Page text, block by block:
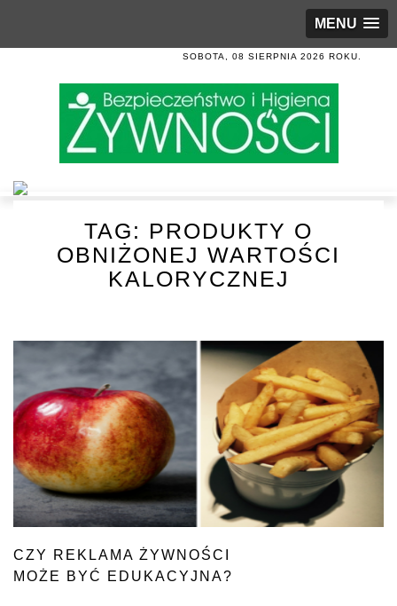
MENU
SOBOTA, 08 SIERPNIA 2026 ROKU.
TAG: PRODUKTY O
OBNIŻONEJ WARTOŚCI
KALORYCZNEJ
CZY REKLAMA ŻYWNOŚCI
MOŻE BYĆ EDUKACYJNA?